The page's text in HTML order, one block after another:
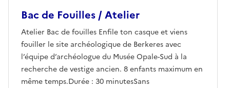
Bac de Fouilles / Atelier
Atelier Bac de fouilles Enfile ton casque et viens
fouiller le site archéologique de Berkeres avec
l’équipe d’archéologue du Musée Opale-Sud à la
recherche de vestige ancien. 8 enfants maximum en
même temps.Durée : 30 minutesSans